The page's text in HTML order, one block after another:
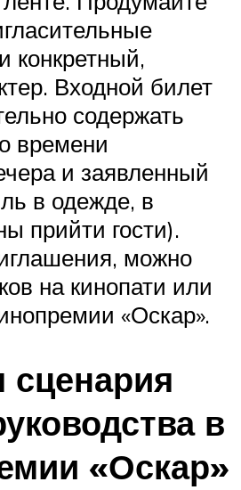
конкретный,
Входной билет
содержать
времени
и заявленный
в одежде, в
прийти гости).
можно
на кинопати или
«Оскар».
в
«Оскар»